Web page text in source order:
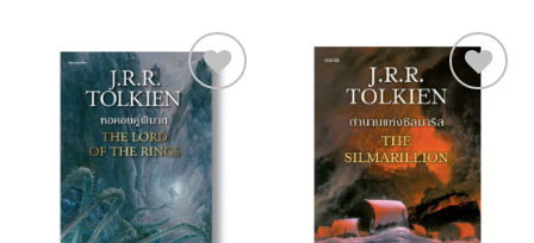
Add to
Wishlist
Add to
Wishlist